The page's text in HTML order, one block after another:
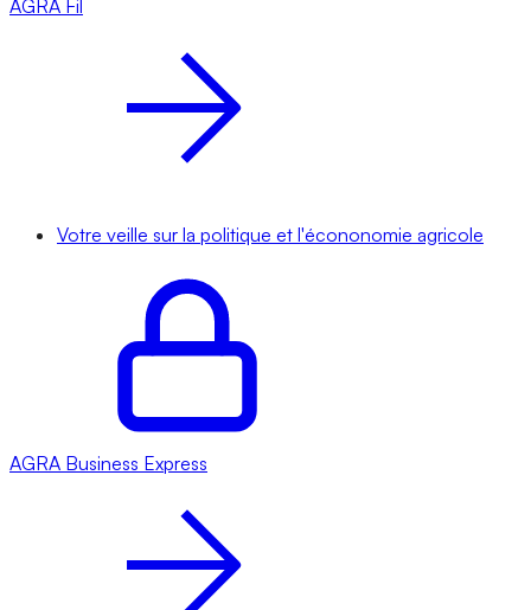
AGRA Fil
Votre veille sur la politique et l'écononomie agricole
AGRA Business Express